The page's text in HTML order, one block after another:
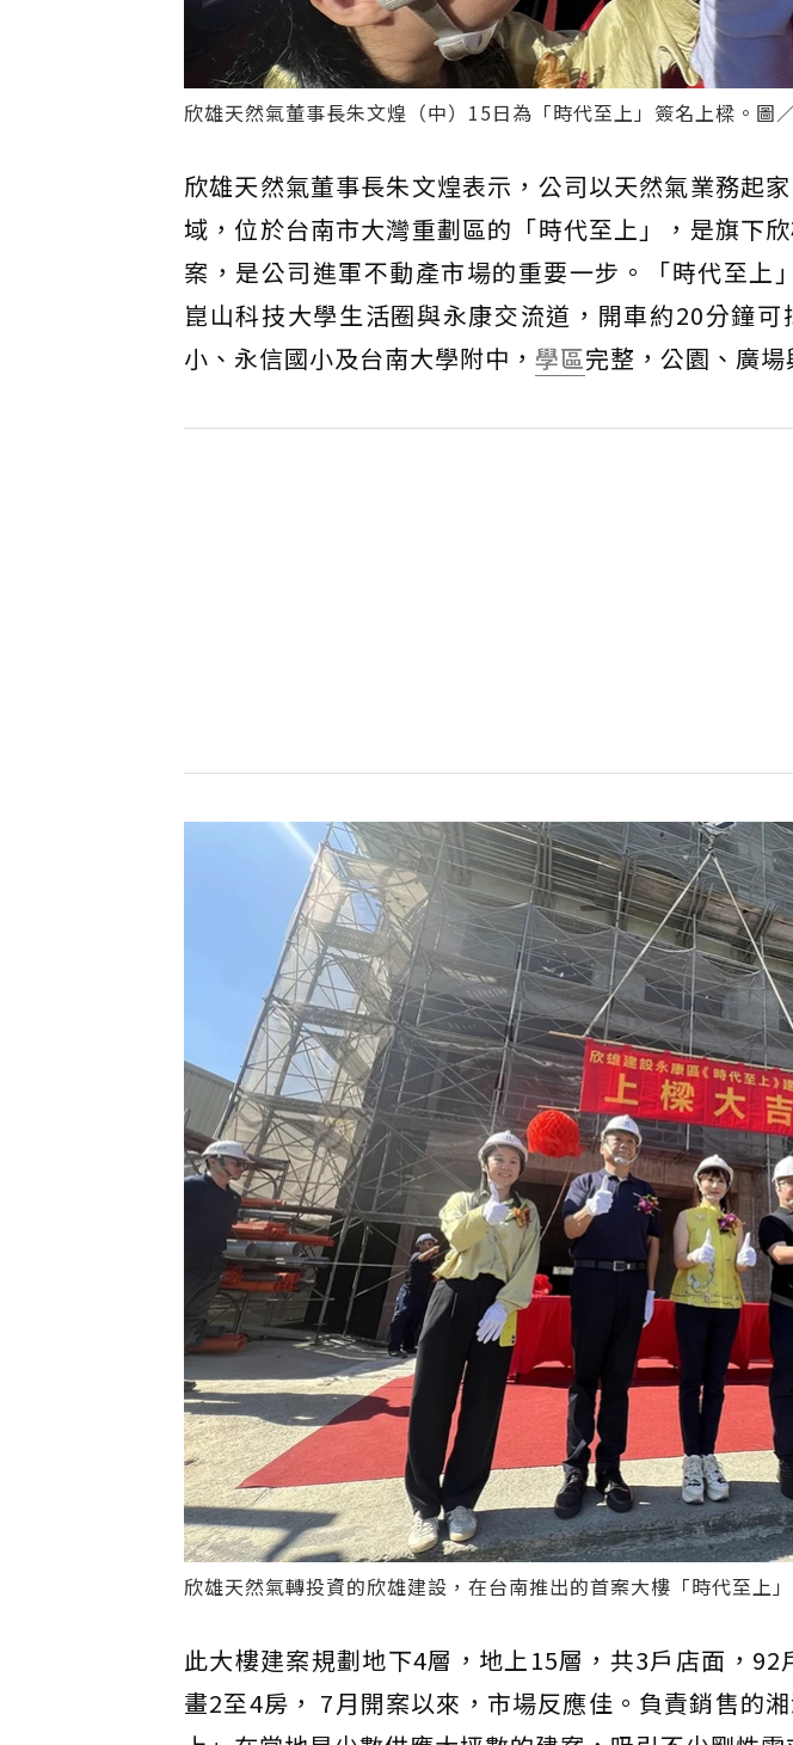
欣雄天然氣董事長朱文煌（中）15日為「時代至上」簽名上樑。圖
欣雄天然氣董事長朱文煌表示，公司以天然氣業務起
域，位於台南市大灣重劃區的「時代至上」，是旗下
案，是公司進軍不動產市場的重要一步。「時代至上
崑山科技大學生活圈與永康交流道，開車約20分鐘
小、永信國小及台南大學附中， 學區完整，公園、廣
欣雄天然氣轉投資的欣雄建設，在台南推出的首案大樓「時代至上
此大樓建案規劃地下4層，地上15層，共3戶店面，92
畫2至4房， 7月開案以來，市場反應佳。負責銷售的